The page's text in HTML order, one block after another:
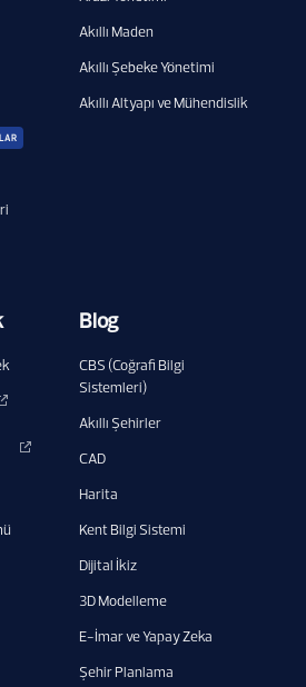
Akıllı Maden
Akıllı Şebeke Yönetimi
Akıllı Altyapı ve Mühendislik
Blog
CBS (Coğrafi Bilgi
Sistemleri)
Akıllı Şehirler
CAD
Harita
Kent Bilgi Sistemi
Dijital İkiz
3D Modelleme
E-İmar ve Yapay Zeka
Şehir Planlama